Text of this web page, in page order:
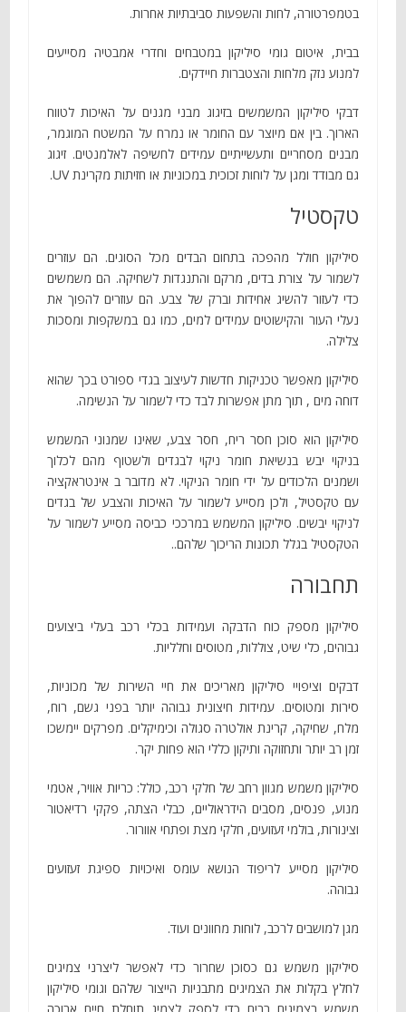
בטמפרטורה, לחות והשפעות סביבתיות אחרות.
בבית, איטום גומי סיליקון במטבחים וחדרי אמבטיה מסייעים
למנוע נזק מלחות והצטברות חיידקים.
דבקי סיליקון המשמשים בזיגוג מבני מגנים על האיכות לטווח
הארוך. בין אם מיוצר עם החומר או נמרח על המשטח המוגמר,
מבנים מסחריים ותעשייתיים עמידים לחשיפה לאלמנטים. זיגוג
גם מבודד ומגן על לוחות זכוכית במכוניות או חזיתות מקרינת UV.
טקסטיל
סיליקון חולל מהפכה בתחום הבדים מכל הסוגים. הם עוזרים
לשמור על צורת בדים, מרקם והתנגדות לשחיקה. הם משמשים
כדי לעזור להשיג אחידות וברק של צבע. הם עוזרים להפוך את
נעלי העור והקישוטים עמידים למים, כמו גם במשקפות ומסכות
צלילה.
סיליקון מאפשר טכניקות חדשות לעיצוב בגדי ספורט בכך שהוא
דוחה מים , תוך מתן אפשרות לבד כדי לשמור על הנשימה.
סיליקון הוא סוכן חסר ריח, חסר צבע, שאינו שמנוני המשמש
בניקוי יבש בנשיאת חומר ניקוי לבגדים ולשטוף מהם לכלוך
ושמנים הלכודים על ידי חומר הניקוי. לא מדובר ב אינטראקציה
עם טקסטיל, ולכן מסייע לשמור על האיכות והצבע של בגדים
לניקוי יבשים. סיליקון המשמש במרככי כביסה מסייע לשמור על
הטקסטיל בגלל תכונות הריכוך שלהם..
תחבורה
סיליקון מספק כוח הדבקה ועמידות בכלי רכב בעלי ביצועים
גבוהים, כלי שיט, צוללות, מטוסים וחלליות.
דבקים וציפויי סיליקון מאריכים את חיי השירות של מכוניות,
סירות ומטוסים. עמידות חיצונית גבוהה יותר בפני גשם, רוח,
מלח, שחיקה, קרינת אולטרה סגולה וכימיקלים. מפרקים יימשכו
זמן רב יותר ותחזוקה ותיקון כללי הוא פחות יקר.
סיליקון משמש מגוון רחב של חלקי רכב, כולל: כריות אוויר, אטמי
מנוע, פנסים, מסבים הידראוליים, כבלי הצתה, פקקי רדיאטור
וצינורות, בולמי זעזועים, חלקי מצת ופתחי אוורור.
סיליקון מסייע לריפוד הנושא עומס ואיכויות ספיגת זעזועים
גבוהה.
מגן למושבים לרכב, לוחות מחוונים ועוד.
סיליקון משמש גם כסוכן שחרור כדי לאפשר ליצרני צמיגים
לחלץ בקלות את הצמיגים מתבניות הייצור שלהם וגומי סיליקון